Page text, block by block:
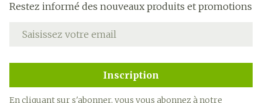
Restez informé des nouveaux produits et promotions
Adresse mail
Inscription
En cliquant sur s'abonner, vous vous abonnez à notre